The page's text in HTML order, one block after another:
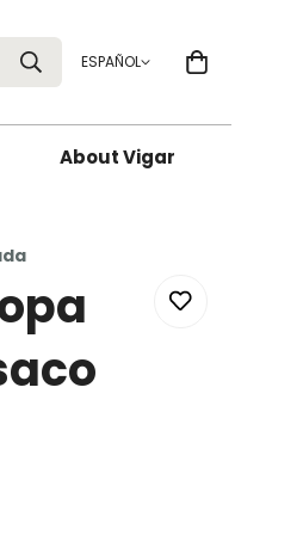
ESPAÑOL
About Vigar